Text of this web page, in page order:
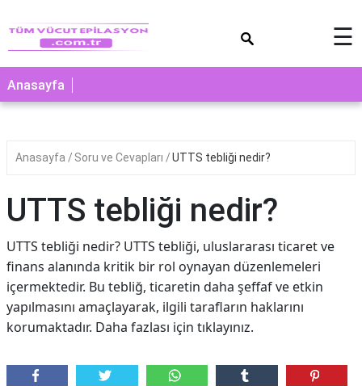
☰
Anasayfa
Anasayfa Soru ve Cevapları UTTS tebliği nedir?
UTTS tebliği nedir?
UTTS tebliği nedir? UTTS tebliği, uluslararası ticaret ve
finans alanında kritik bir rol oynayan düzenlemeleri
içermektedir. Bu tebliğ, ticaretin daha şeffaf ve etkin
yapılmasını amaçlayarak, ilgili tarafların haklarını
korumaktadır. Daha fazlası için tıklayınız.